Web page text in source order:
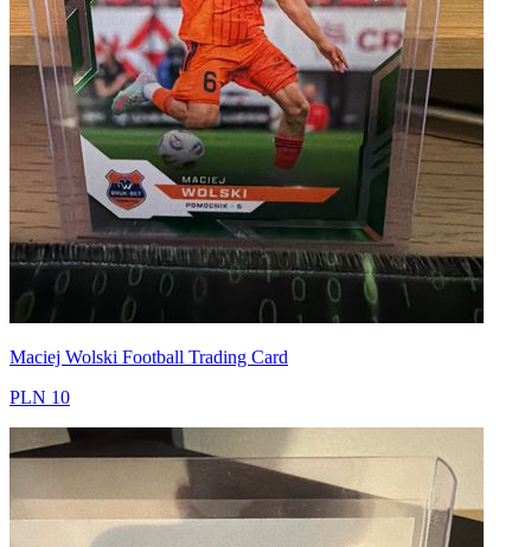
Maciej Wolski Football Trading Card
PLN 10